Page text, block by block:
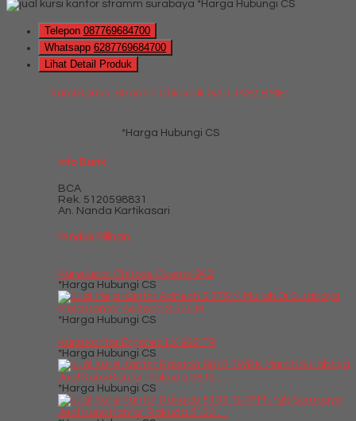
*Harga Hubungi CS
Telepon 087769684700
Whatsapp 6287769684700
Lihat Detail Produk
Kursi Kantor Stramm Chievo III GAR TAS2 BMET
*Harga Hubungi CS
Info Bank
BCA
Rek. 5120598831
An. Nanda Kartikasari
Produk Pilihan
Kursi Lipat Chitose Cosmo 942
*Harga Hubungi CS
Meja Kantor Aditech S 575 M
*Harga Hubungi CS
Kursi kantor Ergotec LX 932 TR
*Harga Hubungi CS
Jual Kursi Kantor Rakuda 9815 ....
*Harga Hubungi CS
Jual Kursi Kantor Rakuda 5133 ....